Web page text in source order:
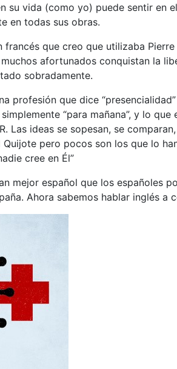
su vida (como yo) puede sentir en
en todas sus obras.
que creo que utilizaba Pierre
afortunados conquistan la
sobradamente.
profesión que dice
simplemente “para mañana”, y lo
Las ideas se sopesan, se
pero pocos son los que lo
cree en Él”
mejor español que los españoles
Ahora sabemos hablar inglés a